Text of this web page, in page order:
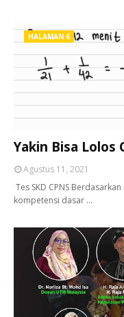
HALAMAN 6
Yakin Bisa Lolos
Agustus 11, 2021
Tes SKD CPNS
kompetensi dasar …